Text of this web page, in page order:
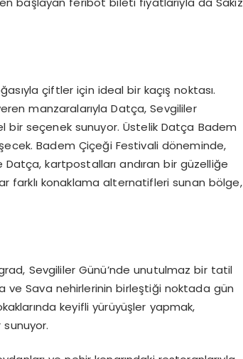
çiftler için ideal bir kaçış noktası.
manzaralarıyla Datça, Sevgililer
seçenek sunuyor. Üstelik Datça Badem
Badem Çiçeği Festivali döneminde,
kartpostalları andıran bir güzelliğe
farklı konaklama alternatifleri sunan bölge,
Sevgililer Günü’nde unutulmaz bir tatil
ve Sava nehirlerinin birleştiği noktada gün
keyifli yürüyüşler yapmak,